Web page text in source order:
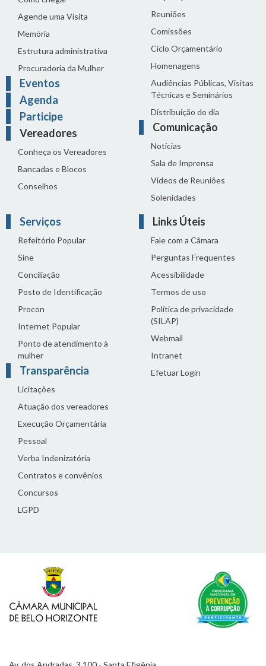
Agende uma Visita
Memória
Estrutura administrativa
Procuradoria da Mulher
Eventos
Agenda
Participe
Vereadores
Conheça os Vereadores
Bancadas e Blocos
Conselhos
Reuniões
Comissões
Ciclo Orçamentário
Homenagens
Audiências Públicas, Visitas
Técnicas e Seminários
Distribuição do dia
Comunicação
Notícias
Sala de Imprensa
Vídeos de Reuniões
Solenidades
Serviços
Refeitório Popular
Sine
Conciliação
Posto de Identificação
Procon
Internet Popular
Ponto de atendimento à
mulher
Transparência
Licitações
Atuação dos vereadores
Execução Orçamentária
Pessoal
Verba Indenizatória
Contratos e convênios
Concursos
LGPD
Links Úteis
Fale com a Câmara
Perguntas Frequentes
Acessibilidade
Termos de uso
Política de privacidade
(SILAP)
Webmail
Intranet
Efetuar Login